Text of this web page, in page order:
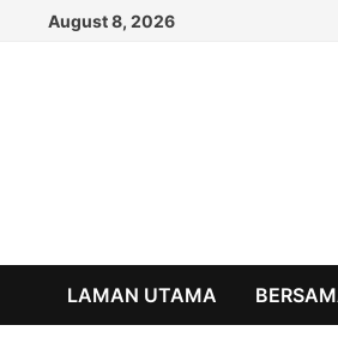
August 8, 2026
LAMAN UTAMA